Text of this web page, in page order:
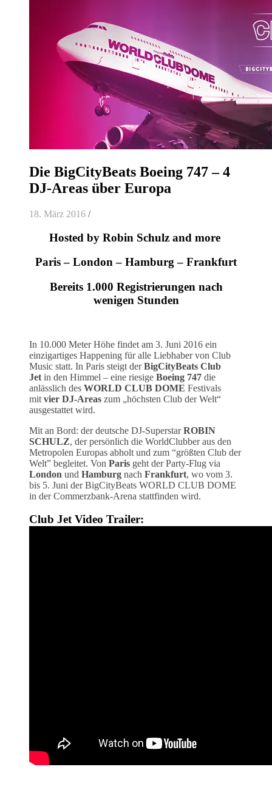
Die BigCityBeats Boeing 747 – 4
DJ-Areas über Europa
18. März 2016 /
Hosted by Robin Schulz and more
Paris – London – Hamburg – Frankfurt
Bereits 1.000 Registrierungen nach
wenigen Stunden
In 10.000 Meter Höhe findet am 3. Juni 2016 ein
einzigartiges Happening für alle Liebhaber von Club
Music statt. In Paris steigt derBigCityBeats Club
Jet in den Himmel – eine riesige Boeing 747 die
anlässlich des WORLD CLUB DOME Festivals
mit vier DJ-Areas zum „höchsten Club der Welt“
ausgestattet wird.
Mit an Bord: der deutsche DJ-SuperstarROBIN
SCHULZ, der persönlich die WorldClubber aus den
Metropolen Europas abholt und zum “größten Club der
Welt” begleitet. Von Paris geht der Party-Flug via
London und Hamburg nach Frankfurt, wo vom 3.
bis 5. Juni der BigCityBeats WORLD CLUB DOME
in der Commerzbank-Arena stattfinden wird.
Club Jet Video Trailer: